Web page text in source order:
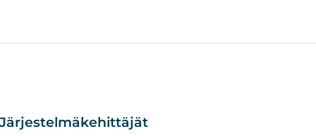
Järjestelmäkehittäjät